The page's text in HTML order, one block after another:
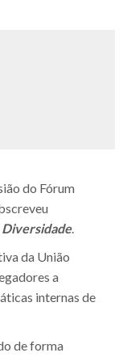
do Fórum
Diversidade.
da União
a
internas de
de forma